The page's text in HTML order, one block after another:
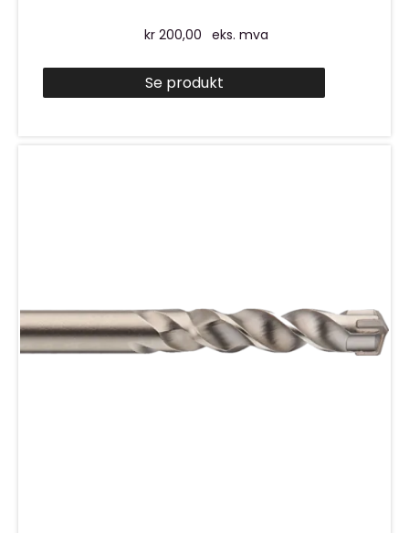
kr 200,00 eks. mva
Se produkt